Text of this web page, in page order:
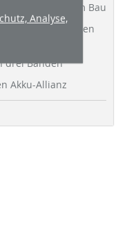
Analyse,
Nummer Eins am Bau
mit Kameratürmen
drei Bänden
Akku-Allianz